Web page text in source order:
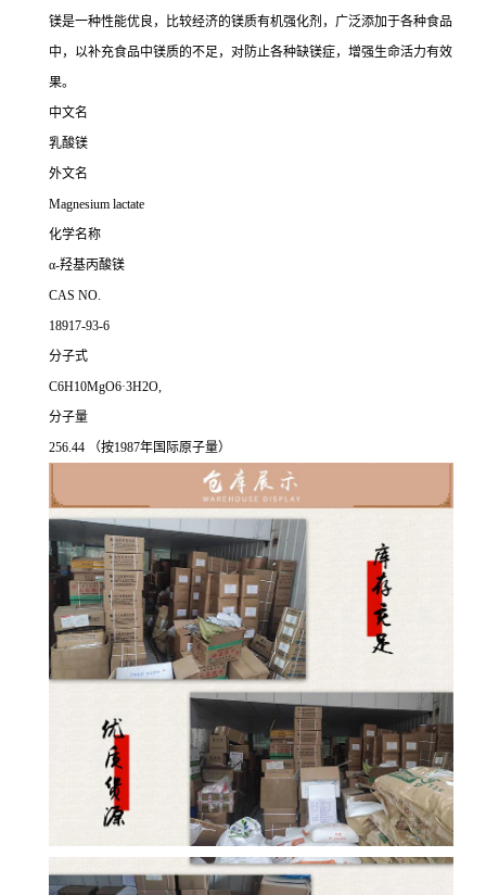
镁是一种性能优良，比较经济的镁质有机强化剂，广泛添加于各种食品
中，以补充食品中镁质的不足，对防止各种缺镁症，增强生命活力有效
果。
中文名
乳酸镁
外文名
Magnesium lactate
化学名称
α-羟基丙酸镁
CAS NO.
18917-93-6
分子式
C6H10MgO6·3H2O,
分子量
256.44 （按1987年国际原子量）